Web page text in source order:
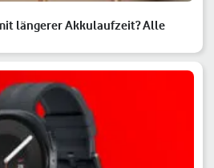
längerer Akkulaufzeit? Alle